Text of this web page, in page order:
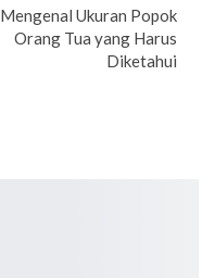
Mengenal Ukuran Popok
Orang Tua yang Harus
Diketahui